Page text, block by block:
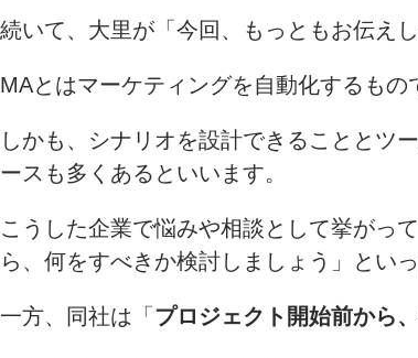
続いて、大里が「今回、もっともお伝え
MAとはマーケティングを自動化するも
しかも、シナリオを設計できることとツ
ースも多くあるといいます。
こうした企業で悩みや相談として挙がっ
ら、何をすべきか検討しましょう」といっ
一方、同社は「 プロジェクト開始前から